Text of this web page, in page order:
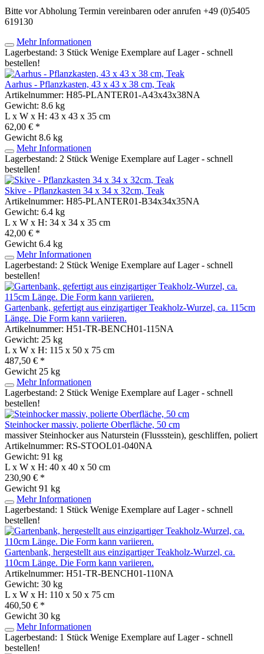
Bitte vor Abholung Termin vereinbaren oder anrufen +49 (0)5405
619130
Mehr Informationen
Lagerbestand: 3 Stück Wenige Exemplare auf Lager - schnell
bestellen!
Aarhus - Pflanzkasten, 43 x 43 x 38 cm, Teak
Artikelnummer: H85-PLANTER01-A43x43x38NA
Gewicht: 8.6 kg
L x W x H: 43 x 43 x 35 cm
62,00 € *
Gewicht 8.6 kg
Mehr Informationen
Lagerbestand: 2 Stück Wenige Exemplare auf Lager - schnell
bestellen!
Skive - Pflanzkasten 34 x 34 x 32cm, Teak
Artikelnummer: H85-PLANTER01-B34x34x35NA
Gewicht: 6.4 kg
L x W x H: 34 x 34 x 35 cm
42,00 € *
Gewicht 6.4 kg
Mehr Informationen
Lagerbestand: 2 Stück Wenige Exemplare auf Lager - schnell
bestellen!
Gartenbank, gefertigt aus einzigartiger Teakholz-Wurzel, ca. 115cm
Länge. Die Form kann variieren.
Artikelnummer: H51-TR-BENCH01-115NA
Gewicht: 25 kg
L x W x H: 115 x 50 x 75 cm
487,50 € *
Gewicht 25 kg
Mehr Informationen
Lagerbestand: 2 Stück Wenige Exemplare auf Lager - schnell
bestellen!
Steinhocker massiv, polierte Oberfläche, 50 cm
massiver Steinhocker aus Naturstein (Flussstein), geschliffen, poliert
Artikelnummer: RS-STOOL01-040NA
Gewicht: 91 kg
L x W x H: 40 x 40 x 50 cm
230,90 € *
Gewicht 91 kg
Mehr Informationen
Lagerbestand: 1 Stück Wenige Exemplare auf Lager - schnell
bestellen!
Gartenbank, hergestellt aus einzigartiger Teakholz-Wurzel, ca.
110cm Länge. Die Form kann variieren.
Artikelnummer: H51-TR-BENCH01-110NA
Gewicht: 30 kg
L x W x H: 110 x 50 x 75 cm
460,50 € *
Gewicht 30 kg
Mehr Informationen
Lagerbestand: 1 Stück Wenige Exemplare auf Lager - schnell
bestellen!